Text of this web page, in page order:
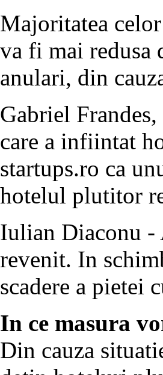
Majoritatea
va fi mai redusa
anulari, din
Gabriel
care a infiintat
startups.ro ca
hotelul plutitor
Iulian Diaconu -
revenit. In
scadere a pietei
In ce masura
Din cauza